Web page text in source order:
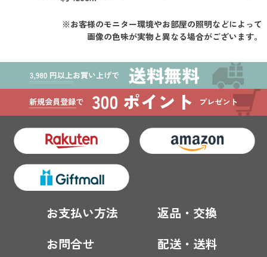
※お客様のモニター環境やお部屋の照明などによって
画像の色味が実物と異なる場合がございます。
お支払い方法
返品・交換
お問合せ
配送・送料